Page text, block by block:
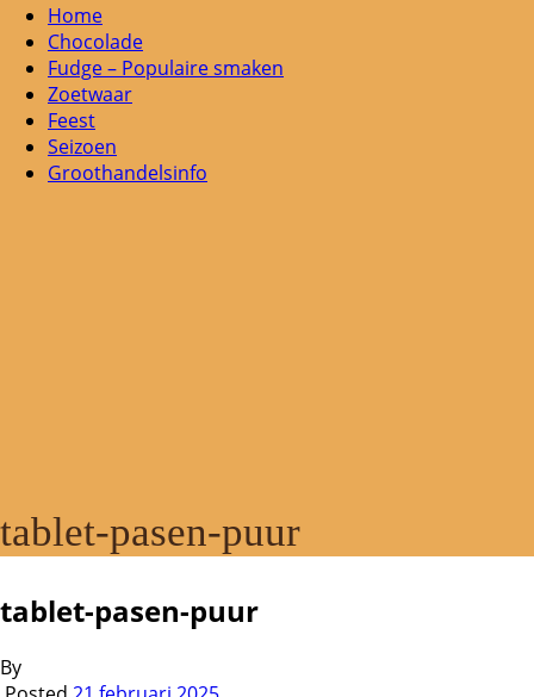
Home
Chocolade
Fudge – Populaire smaken
Zoetwaar
Feest
Seizoen
Groothandelsinfo
tablet-pasen-puur
tablet-pasen-puur
By